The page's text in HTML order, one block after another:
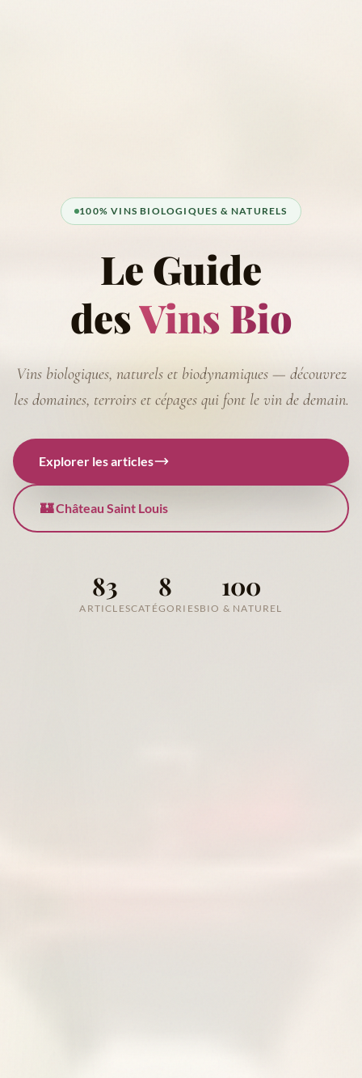
100% VINS BIOLOGIQUES & NATURELS
Le Guide
desVins Bio
Vins biologiques, naturels et biodynamiques — découvrez
les domaines, terroirs et cépages qui font le vin de demain.
Explorer les articles
🏰 Château Saint Louis
83
ARTICLES
8
CATÉGORIES
100
BIO & NATUREL